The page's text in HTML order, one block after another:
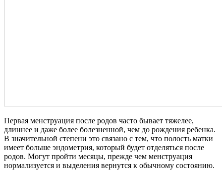
Первая менструация после родов часто бывает тяжелее,
длиннее и даже более болезненной, чем до рождения ребенка.
В значительной степени это связано с тем, что полость матки
имеет больше эндометрия, который будет отделяться после
родов. Могут пройти месяцы, прежде чем менструация
нормализуется и выделения вернутся к обычному состоянию.